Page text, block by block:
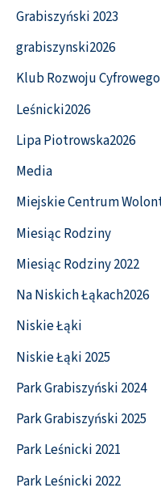
Grabiszyński 2023
grabiszynski2026
Klub Rozwoju Cyfrowego
Leśnicki2026
Lipa Piotrowska2026
Media
Miejskie Centrum
Miesiąc Rodziny
Miesiąc Rodziny 2022
Na Niskich Łąkach2026
Niskie Łąki
Niskie Łąki 2025
Park Grabiszyński 2024
Park Grabiszyński 2025
Park Leśnicki 2021
Park Leśnicki 2022